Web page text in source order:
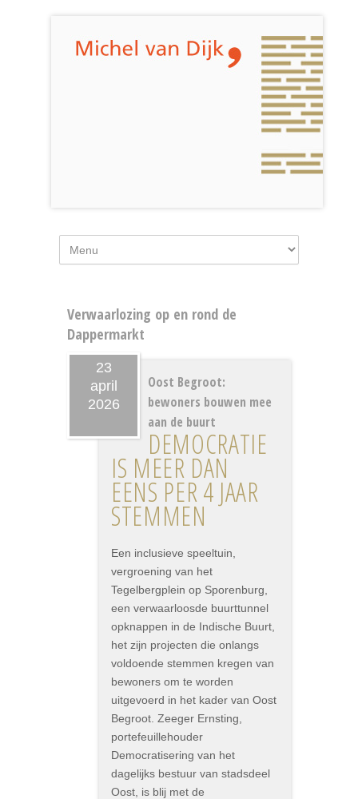
Verwaarlozing op en rond de
Dappermarkt
23
april
2026
Oost Begroot:
bewoners bouwen mee
aan de buurt
DEMOCRATIE
IS MEER DAN
EENS PER 4 JAAR
STEMMEN
Een inclusieve speeltuin,
vergroening van het
Tegelbergplein op Sporenburg,
een verwaarloosde buurttunnel
opknappen in de Indische Buurt,
het zijn projecten die onlangs
voldoende stemmen kregen van
bewoners om te worden
uitgevoerd in het kader van Oost
Begroot. Zeeger Ernsting,
portefeuillehouder
Democratisering van het
dagelijks bestuur van stadsdeel
Oost, is blij met de